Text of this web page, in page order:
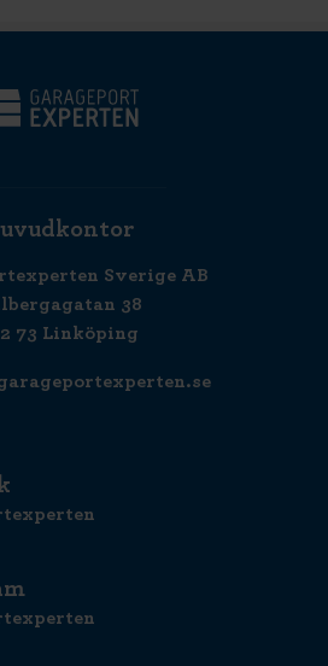
Sverige AB
38
73 Linköping